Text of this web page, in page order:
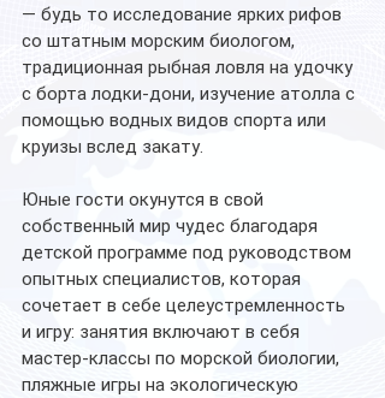
— будь то исследование ярких рифов
со штатным морским биологом,
традиционная рыбная ловля на удочку
с борта лодки-дони, изучение атолла с
помощью водных видов спорта или
круизы вслед закату.
Юные гости окунутся в свой
собственный мир чудес благодаря
детской программе под руководством
опытных специалистов, которая
сочетает в себе целеустремленность
и игру: занятия включают в себя
мастер-классы по морской биологии,
пляжные игры на экологическую